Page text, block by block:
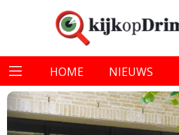
HOME NIEUWS